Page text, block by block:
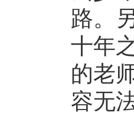
路。
十年
的老
容无